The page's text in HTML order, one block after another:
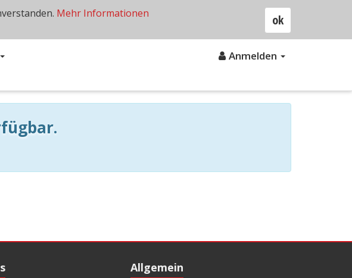
Anmelden
Allgemein
ok
Mehr Informationen